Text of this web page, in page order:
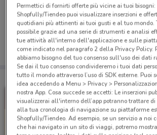
Porta DoveConviene sempre con te!
Puoi trovare le migliori offerte dei
salvarle e creare la tua lista del
dal tuo cellulare.
SCARICA
Permettici di fornirti offerte più vicine ai tuoi
Shopfully/Tiendeo puoi visualizzare inserzioni e
quotidiani più attinenti ai tuoi gusti e al tuo mondo.
possibile grazie ad una serie di strumenti e analisi
tue attività all'interno dell'applicazione e sulle
come indicato nel paragrafo 2 della Privacy Policy.
abbiamo bisogno del tuo consenso sull'uso dei dati
Se dai il tuo consenso condivideremo i tuoi dati
tutto il mondo attraverso l’uso di SDK esterne. Puoi
idea accedendo a Menu > Privacy >
nostra App. Cosa succede se accetti: Le inserzioni
visualizzerai all'interno dell’app potranno trattare
alla tua cronologia di navigazione su piattaforme
Shopfully/Tiendeo. Ad esempio, se un servizio a noi
che hai navigato in un sito di viaggi, potremo